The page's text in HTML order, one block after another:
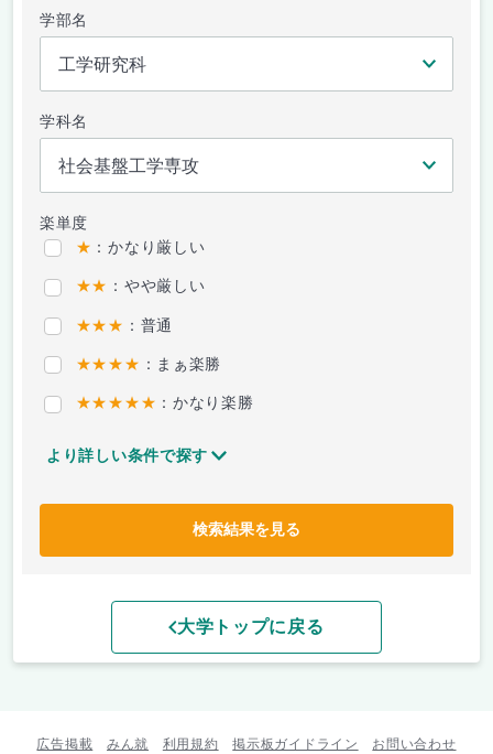
学部名
学科名
楽単度
★ ：かなり厳しい
★★ ：やや厳しい
★★★ ：普通
★★★★ ：まぁ楽勝
★★★★★ ：かなり楽勝
より詳しい条件で探す
検索結果を見る
大学トップに戻る
広告掲載 みん就 利用規約 掲示板ガイドライン お問い合わせ